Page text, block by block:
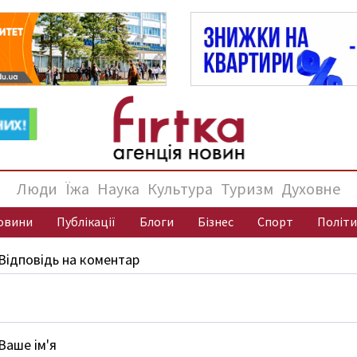
Люди Їжа Наука Культура Туризм Духовне
Публікації Блоги Бізнес Спорт
на коментар
ім'я